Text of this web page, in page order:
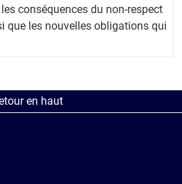
conséquences du non-respect
que les nouvelles obligations qui
en haut